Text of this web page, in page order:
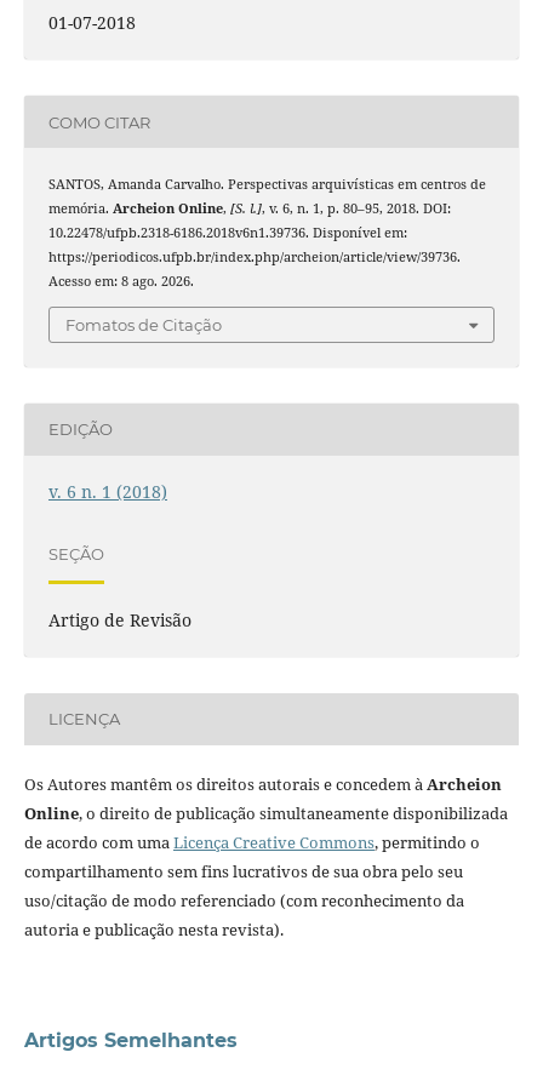
01-07-2018
COMO CITAR
SANTOS, Amanda Carvalho. Perspectivas arquivísticas em centros de
memória. Archeion Online, [S. l.], v. 6, n. 1, p. 80–95, 2018. DOI:
10.22478/ufpb.2318-6186.2018v6n1.39736. Disponível em:
https://periodicos.ufpb.br/index.php/archeion/article/view/39736.
Acesso em: 8 ago. 2026.
Fomatos de Citação
EDIÇÃO
v. 6 n. 1 (2018)
SEÇÃO
Artigo de Revisão
LICENÇA
Os Autores mantêm os direitos autorais e concedem àArcheion
Online, o direito de publicação simultaneamente disponibilizada
de acordo com umaLicença Creative Commons, permitindo o
compartilhamento sem fins lucrativos de sua obra pelo seu
uso/citação de modo referenciado (com reconhecimento da
autoria e publicação nesta revista).
Artigos Semelhantes